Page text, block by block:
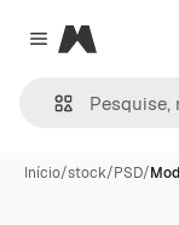
Close menu
Magnific
Início/stock/PSD/